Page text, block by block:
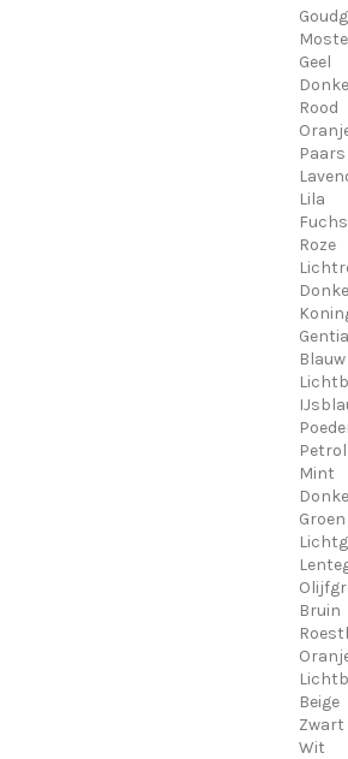
Geel
Rood
Paars
Lila
Roze
Blauw
Petrol
Mint
Groen
Bruin
Beige
Zwart
Wit